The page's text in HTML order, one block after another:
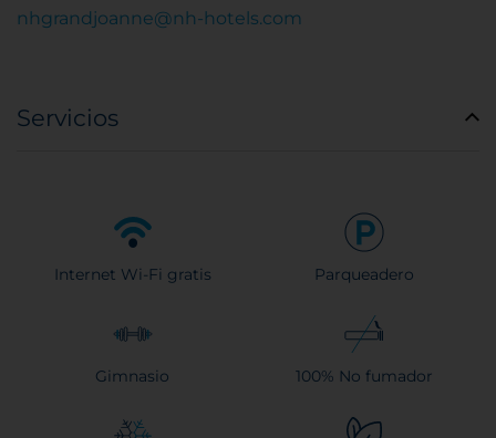
nhgrandjoanne@nh-hotels.com
Servicios
Internet Wi-Fi gratis Parqueadero
Gimnasio 100% No fumador